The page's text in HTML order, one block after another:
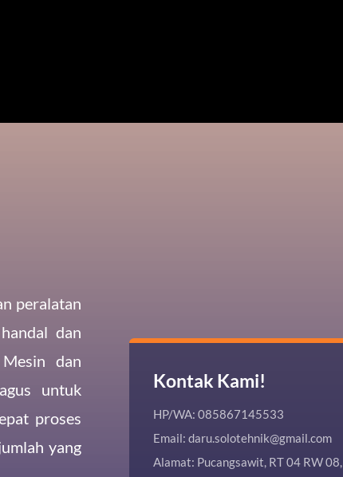
peralatan
dan
dan
untuk
proses
yang
Kontak Kami!
HP/WA: 085867145533
Email: daru.solotehnik@gmail.com
Alamat: Pucangsawit, RT 04 RW 08,